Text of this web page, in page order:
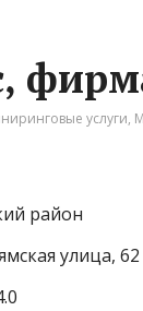
услуги,
район
улица, 62